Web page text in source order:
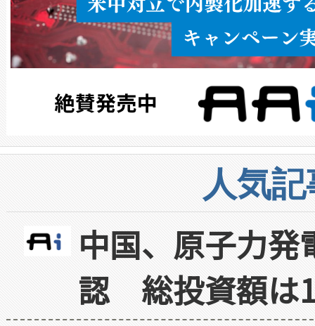
人気
中国、原子力
認 総投資額は